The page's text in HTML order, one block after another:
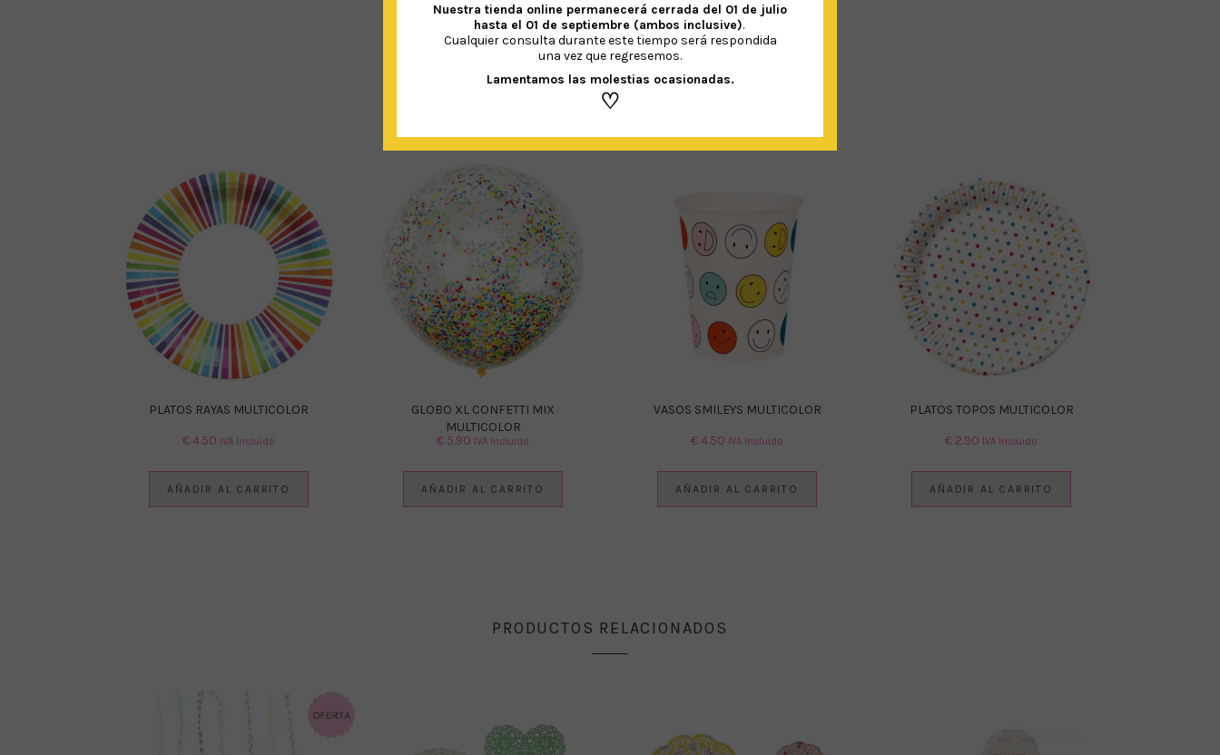
TAMBIÉN TE RECOMENDAMOS…
PLATOS RAYAS MULTICOLOR
€4.50 IVA Incluido
AÑADIR AL CARRITO
GLOBO XL CONFETTI MIX
MULTICOLOR
€ 5.90 IVA Incluido
AÑADIR AL CARRITO
VASOS SMILEYS MULTICOLOR
€4.50 IVA Incluido
AÑADIR AL CARRITO
PLATOS TOPOS MULTICOLOR
€ 2.90 IVA Incluido
AÑADIR AL CARRITO
PRODUCTOS RELACIONADOS
Nuestra tienda online permanecerá cerrada del 01 de julio
hasta el 01 de septiembre (ambos inclusive).
Cualquier consulta durante este tiempo será respondida
una vez que regresemos.
Lamentamos las molestias ocasionadas.
♡